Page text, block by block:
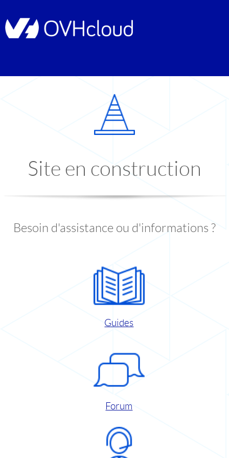
Site en construction
Besoin d'assistance ou d'informations ?
Guides
Forum